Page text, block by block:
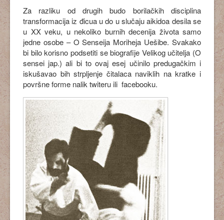
Za razliku od drugih budo borilačkih disciplina
transformacija iz đicua u do u slučaju aikidoa desila se
u XX veku, u nekoliko burnih decenija života samo
jedne osobe – O Senseija Moriheja Uešibe. Svakako
bi bilo korisno podsetiti se biografije Velikog učitelja (O
sensei jap.) ali bi to ovaj esej učinilo predugačkim i
iskušavao bih strpljenje čitalaca naviklih na kratke i
površne forme nalik twiteru ili facebooku.